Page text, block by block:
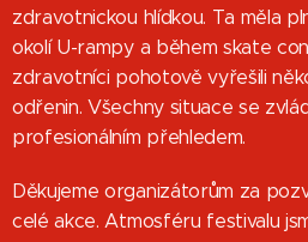
zdravotnickou hlídkou. Ta měla
okolí U-rampy a během skate
zdravotníci pohotově vyřešili
odřenin. Všechny situace se
profesionálním přehledem.
Děkujeme organizátorům za
celé akce. Atmosféru festivalu